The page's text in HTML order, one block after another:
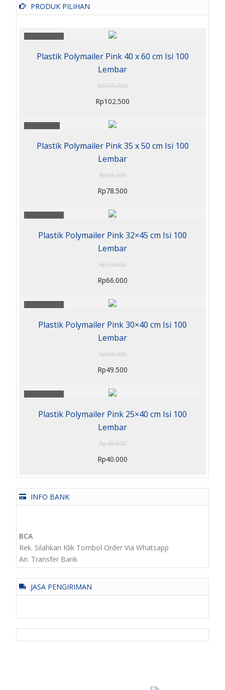
PRODUK PILIHAN
Plastik Polymailer Pink 40 x 60 cm Isi 100
Lembar
Rp125.000
Rp102.500
Plastik Polymailer Pink 35 x 50 cm Isi 100
Lembar
Rp81.200
Rp78.500
Plastik Polymailer Pink 32×45 cm Isi 100
Lembar
Rp74.500
Rp66.000
Plastik Polymailer Pink 30×40 cm Isi 100
Lembar
Rp62.000
Rp49.500
Plastik Polymailer Pink 25×40 cm Isi 100
Lembar
Rp48.500
Rp40.000
INFO BANK
BCA
Rek. Silahkan Klik Tombol Order Via Whatsapp
An. Transfer Bank
JASA PENGIRIMAN